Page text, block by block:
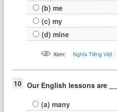
(b) me
(c) my
(d) mine
Xem: Nghĩa Tiếng Việt
10 Our English lessons are
(a) many